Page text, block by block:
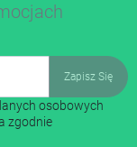
osobowych
zgodnie